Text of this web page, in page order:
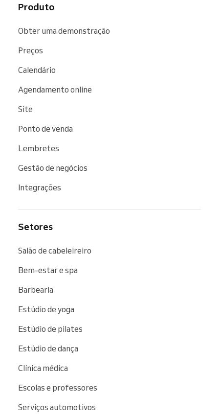
Produto
Obter uma demonstração
Preços
Calendário
Agendamento online
Site
Ponto de venda
Lembretes
Gestão de negócios
Integrações
Setores
Salão de cabeleireiro
Bem-estar e spa
Barbearia
Estúdio de yoga
Estúdio de pilates
Estúdio de dança
Clínica médica
Escolas e professores
Serviços automotivos